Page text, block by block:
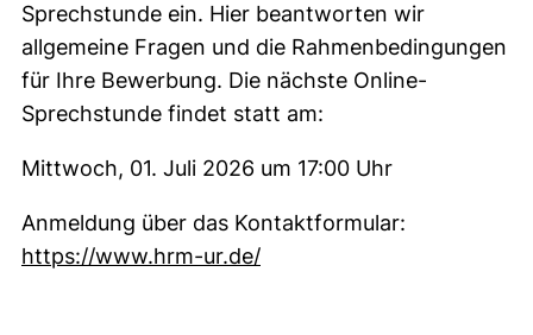
Sprechstunde ein. Hier beantworten wir
allgemeine Fragen und die Rahmenbedingungen
für Ihre Bewerbung. Die nächste Online-
Sprechstunde findet statt am:
Mittwoch, 01. Juli 2026 um 17:00 Uhr
Anmeldung über das Kontaktformular:
https://www.hrm-ur.de/(externer Link, öffnet